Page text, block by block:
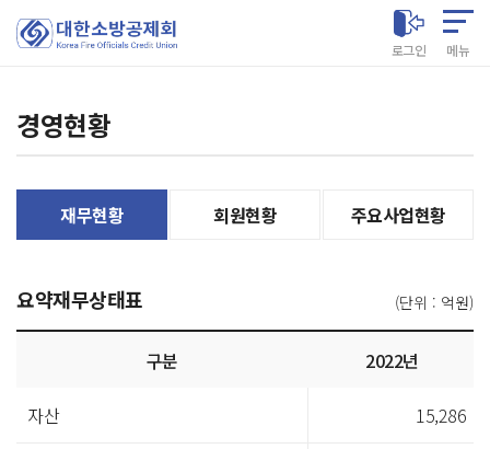
대한소방공제회
로그인 메뉴
경영현황
재무현황 회원현황 주요사업현황
요약재무상태표 (단위 : 억원)
구분 2022년
자산 15,286